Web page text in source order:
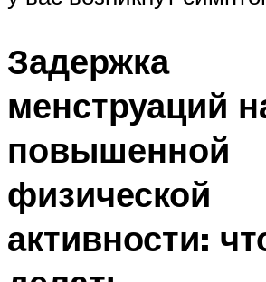
Задержка
менструаций
повышенной
физической
активности: